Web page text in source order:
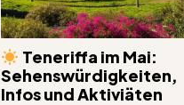
Teneriffa im Mai:
Sehenswürdigkeiten,
Infos und Aktiviäten